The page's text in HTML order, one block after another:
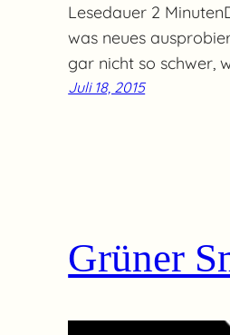
Lesedauer 2
was neues
gar nicht so schwer,
Juli 18, 2015
Grüner